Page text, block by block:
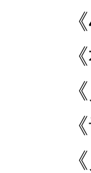
《40
《社
《兒
《青
《兒